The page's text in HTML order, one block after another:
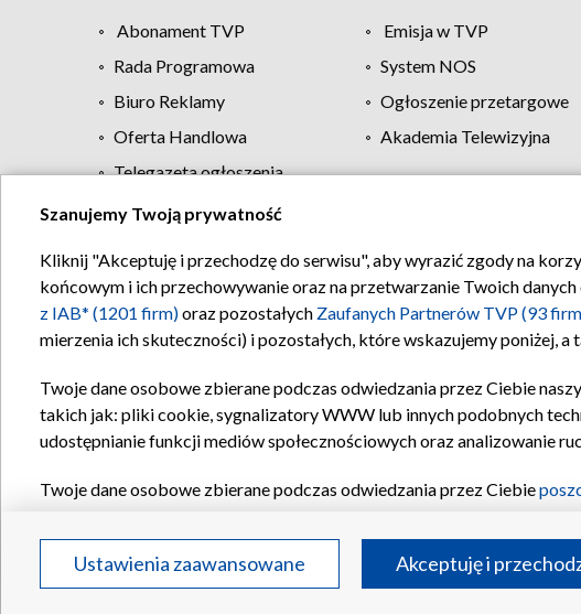
Abonament TVP Emisja w TVP
Rada Programowa
System NOS
Biuro Reklamy
Ogłoszenie przetargowe
Oferta Handlowa
Akademia Telewizyjna
Telegazeta ogłoszenia
Regulamin TVP Polityka
Szanujemy Twoją prywatność
Kliknij "Akceptuję i przechodzę do serwisu", aby wyrazić zgody na
końcowym i ich przechowywanie oraz na przetwarzanie Twoich
z IAB* (1201 firm)oraz pozostałych Zaufanych Partnerów TVP (93
mierzenia ich skuteczności) i pozostałych, które wskazujemy poniżej,
Twoje dane osobowe zbierane podczas odwiedzania przez Ciebie
takich jak: pliki cookie, sygnalizatory WWW lub innych podobnych
udostępnianie funkcji mediów społecznościowych oraz analizowanie
Twoje dane osobowe zbierane podczas odwiedzania przez Ciebie
Partnerów TVPdla realizacji następujących celów i funkcji:
reklam, tworzenia profilu spersonalizowanych reklam, tworzenia
treści, stosowania badań rynkowych w celu generowania opinii
Ustawienia zaawansowane Akceptuję i